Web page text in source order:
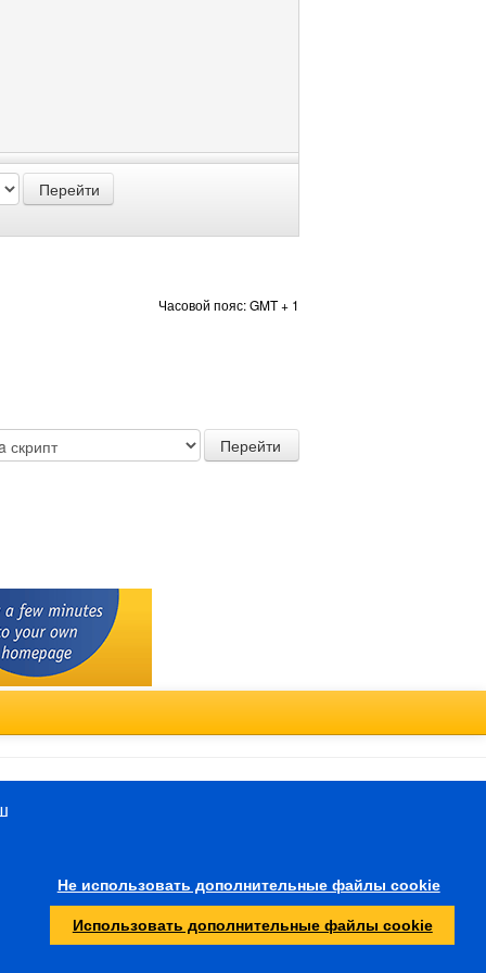
Часовой пояс: GMT + 1
Прочее
Охрана молодежи
Следственный орган
Не использовать дополнительные файлы cookie
Использовать дополнительные файлы cookie